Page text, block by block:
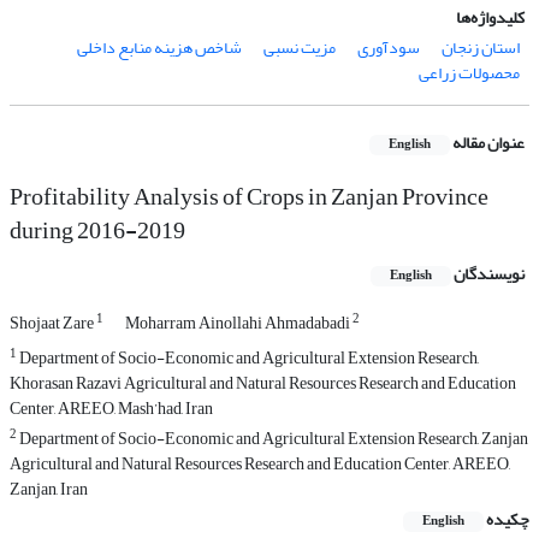
کلیدواژه‌ها
استان زنجان
سودآوری مزیت نسبی شاخص هزینه منابع داخلی
محصولات زراعی
عنوان مقاله English
Profitability Analysis of Crops in Zanjan Province
during 2016-2019
نویسندگان English
Shojaat Zare1 Moharram Ainollahi Ahmadabadi2
1Department of Socio-Economic and Agricultural Extension Research,
Khorasan Razavi Agricultural and Natural Resources Research and Education
Center, AREEO, Mash’had, Iran
2Department of Socio-Economic and Agricultural Extension Research, Zanjan
Agricultural and Natural Resources Research and Education Center, AREEO,
Zanjan, Iran
چکیده
English